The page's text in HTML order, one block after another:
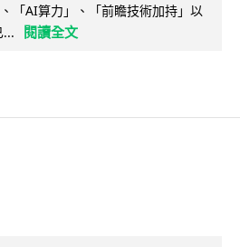
「AI算力」、「前瞻技術加持」以
...
閱讀全文